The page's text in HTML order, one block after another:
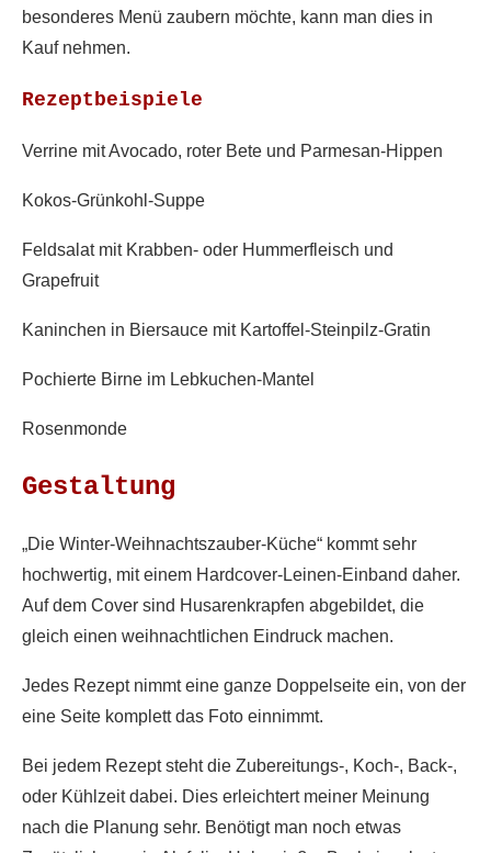
besonderes Menü zaubern möchte, kann man dies in
Kauf nehmen.
Rezeptbeispiele
Verrine mit Avocado, roter Bete und Parmesan-Hippen
Kokos-Grünkohl-Suppe
Feldsalat mit Krabben- oder Hummerfleisch und
Grapefruit
Kaninchen in Biersauce mit Kartoffel-Steinpilz-Gratin
Pochierte Birne im Lebkuchen-Mantel
Rosenmonde
Gestaltung
„Die Winter-Weihnachtszauber-Küche“ kommt sehr
hochwertig, mit einem Hardcover-Leinen-Einband daher.
Auf dem Cover sind Husarenkrapfen abgebildet, die
gleich einen weihnachtlichen Eindruck machen.
Jedes Rezept nimmt eine ganze Doppelseite ein, von der
eine Seite komplett das Foto einnimmt.
Bei jedem Rezept steht die Zubereitungs-, Koch-, Back-,
oder Kühlzeit dabei. Dies erleichtert meiner Meinung
nach die Planung sehr. Benötigt man noch etwas